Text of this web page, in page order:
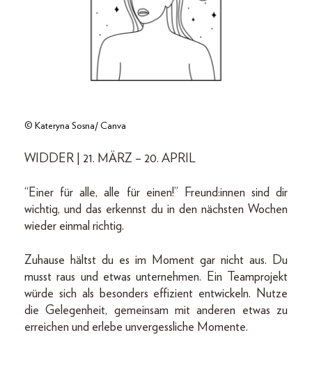
© Kateryna Sosna/ Canva
WIDDER | 21. MÄRZ – 20. APRIL
“Einer für alle, alle für einen!” Freund:innen sind dir
wichtig, und das erkennst du in den nächsten Wochen
wieder einmal richtig.
Zuhause hältst du es im Moment gar nicht aus. Du
musst raus und etwas unternehmen. Ein Teamprojekt
würde sich als besonders effizient entwickeln. Nutze
die Gelegenheit, gemeinsam mit anderen etwas zu
erreichen und erlebe unvergessliche Momente.